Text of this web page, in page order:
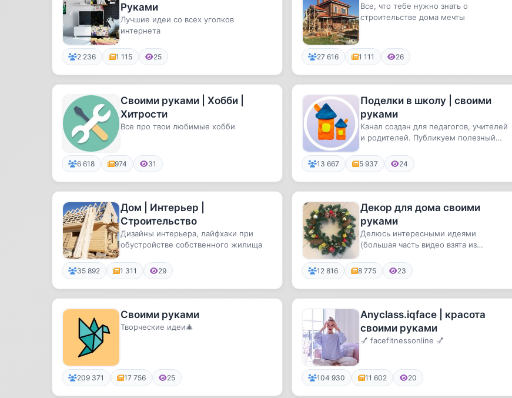
Руками
Лучшие идеи со всех уголков
интернета
2 236 1 115 25
Все, что тебе нужно знать о
строительстве дома мечты
27 616 1 111 26
Своими руками | Хобби |
Хитрости
Все про твои любимые хобби
6 618 974 31
Поделки в школу | своими
руками
Канал создан для педагогов, учителей
и родителей. Публикуем полезный
13 667 5 937 24
Дом | Интерьер |
Строительство
Дизайны интерьера, лайфхаки при
обустройстве собственного жилища
35 892 1 311 29
Декор для дома своими
руками
Делюсь интересными идеями
(большая часть видео взята из
12 816 8 775 23
Своими руками
Творческие идеи🎄
209 371 17 756 25
Anyclass.iqface | красота
своими руками
💅 facefitnessonline 💅
104 930 11 602 20